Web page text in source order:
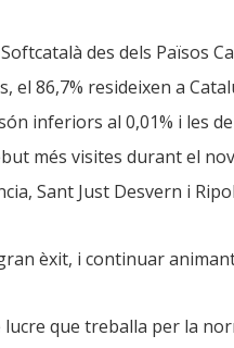
des dels Països
el 86,7% resideixen a
inferiors al 0,01% i les
més visites durant el
Sant Just Desvern i
èxit, i continuar
lucre que treballa per la